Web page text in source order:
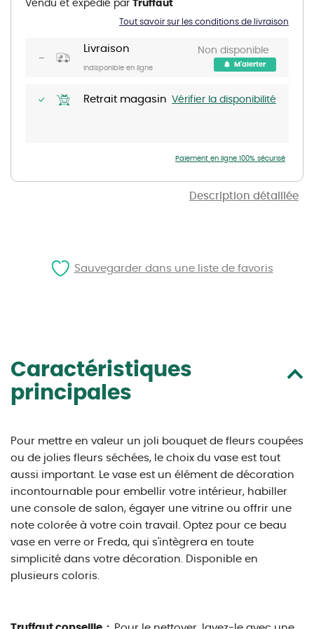
Description détaillée
beginning
Livraison
Indisponible en ligne
Non disponible
M'alerter
Retrait magasin Vérifier la disponibilité
Tout savoir sur les conditions de livraison
Vendu et expédié par Truffaut
Paiement en ligne 100% sécurisé
Caractéristiques
principales
Pour mettre en valeur un joli bouquet de fleurs coupées
ou de jolies fleurs séchées, le choix du vase est tout
aussi important. Le vase est un élément de décoration
incontournable pour embellir votre intérieur, habiller
une console de salon, égayer une vitrine ou offrir une
note colorée à votre coin travail. Optez pour ce beau
vase en verre or Freda, qui s'intègrera en toute
simplicité dans votre décoration. Disponible en
plusieurs coloris.
Sauvegarder dans une liste de favoris